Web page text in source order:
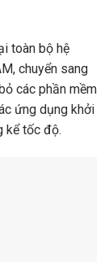
toàn bộ hệ
chuyển sang
các phần mềm
ứng dụng khởi
kể tốc độ.